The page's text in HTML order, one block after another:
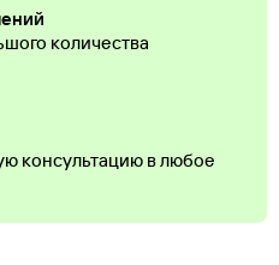
количества
консультацию в любое